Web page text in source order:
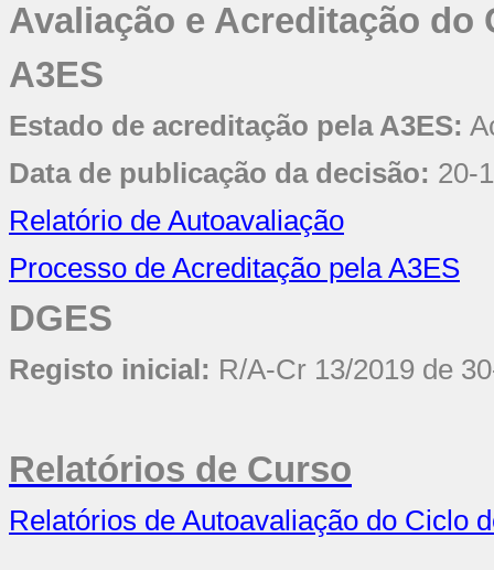
Avaliação e Acreditação do
A3ES
Estado de acreditação pela A3ES:
Data de publicação da decisão: 20-
Relatório de Autoavaliação
Processo de Acreditação pela A3ES
DGES
Registo inicial: R/A-Cr 13/2019 de
Relatórios de Curso
Relatórios de Autoavaliação do Ciclo